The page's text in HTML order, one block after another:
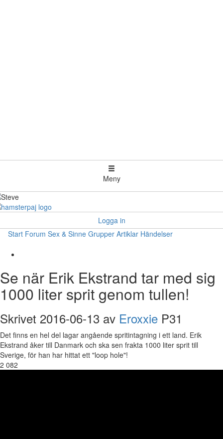
Meny
Logga in
Start Forum Sex & Sinne Grupper Artiklar Händelser
Se när Erik Ekstrand tar med sig
1000 liter sprit genom tullen!
Skrivet 2016-06-13 av Eroxxie P31
Det finns en hel del lagar angående spritintagning i ett land. Erik
Ekstrand åker till Danmark och ska sen frakta 1000 liter sprit till
Sverige, för han har hittat ett "loop hole"!
2 082